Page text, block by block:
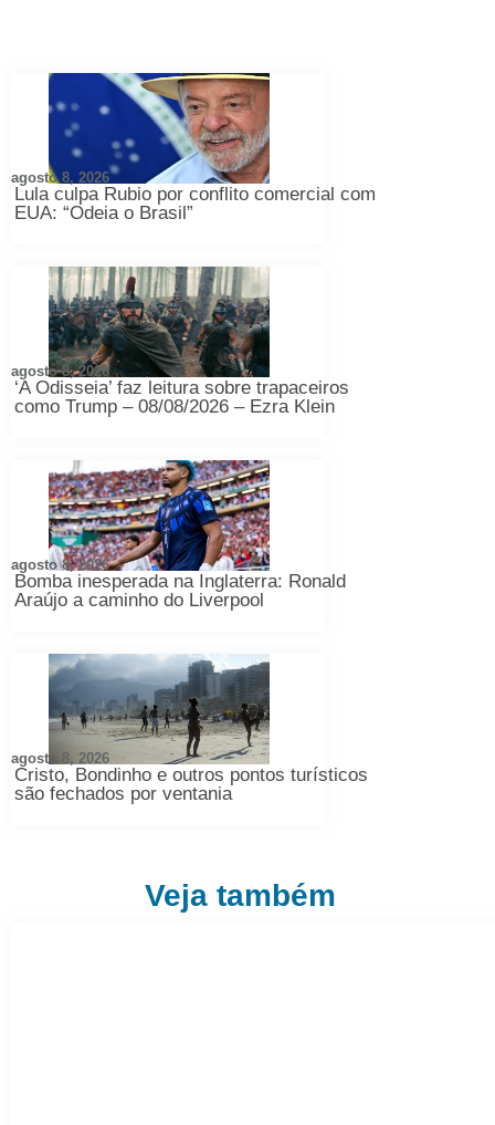
Lula culpa Rubio por conflito comercial com
EUA: “Odeia o Brasil”
agosto 8, 2026
‘A Odisseia’ faz leitura sobre trapaceiros
como Trump – 08/08/2026 – Ezra Klein
agosto 8, 2026
Bomba inesperada na Inglaterra: Ronald
Araújo a caminho do Liverpool
agosto 8, 2026
Cristo, Bondinho e outros pontos turísticos
são fechados por ventania
agosto 8, 2026
Veja também